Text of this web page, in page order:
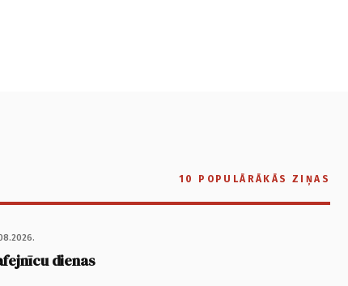
10 POPULĀRĀKĀS ZIŅAS
dienas